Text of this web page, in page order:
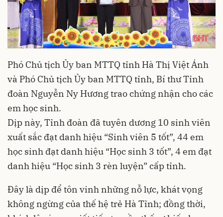
Phó Chủ tịch Ủy ban MTTQ tỉnh Hà Thị Việt Ánh
và Phó Chủ tịch Ủy ban MTTQ tỉnh, Bí thư Tỉnh
đoàn Nguyễn Ny Hương trao chứng nhận cho các
em học sinh.
Dịp này, Tỉnh đoàn đã tuyên dương 10 sinh viên
xuất sắc đạt danh hiệu “Sinh viên 5 tốt”, 44 em
học sinh đạt danh hiệu “Học sinh 3 tốt”, 4 em đạt
danh hiệu “Học sinh 3 rèn luyện” cấp tỉnh.
Đây là dịp để tôn vinh những nỗ lực, khát vọng
không ngừng của thế hệ trẻ Hà Tĩnh; đồng thời,